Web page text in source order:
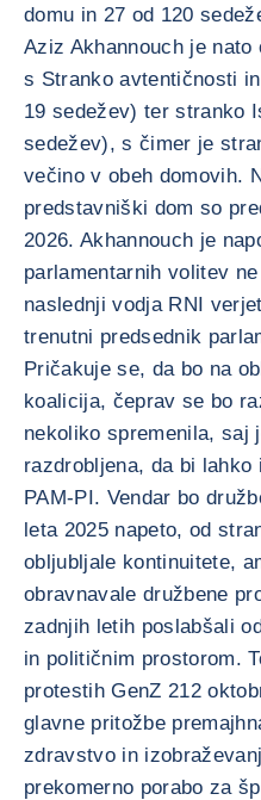
domu in 27 od 120
Aziz Akhannouch je
s Stranko avtentičnosti
19 sedežev) ter stranko
sedežev), s čimer je
večino v obeh domovih.
predstavniški dom so
2026. Akhannouch je
parlamentarnih volitev
naslednji vodja RNI
trenutni predsednik
Pričakuje se, da bo na
koalicija, čeprav se bo
nekoliko spremenila, saj
razdrobljena, da bi
PAM-PI. Vendar bo
leta 2025 napeto, od
obljubljale kontinuitete,
obravnavale družbene
zadnjih letih poslabšali
in političnim prostorom.
protestih GenZ 212
glavne pritožbe
zdravstvo in
prekomerno porabo za